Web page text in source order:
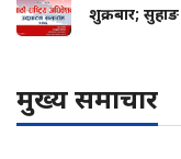
शुक्रबार;
मुख्य समाचार